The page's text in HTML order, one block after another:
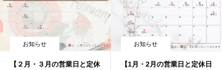
お知らせ
【２月・３月の営業日と定休
お知らせ
【1月・2月の営業日と定休日
当店が選ばれる５つの理由
期間限定クーポン